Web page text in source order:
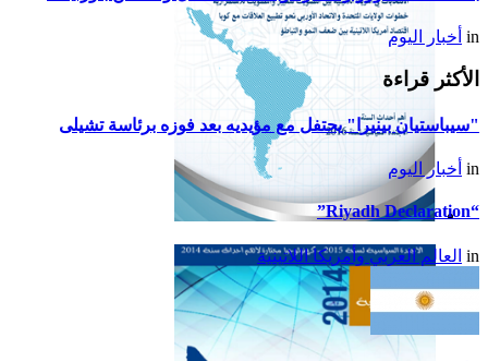
تقرير أمريكا اللاتينية لسنة
2015
in أخبار اليوم
الأكثر قراءة
"سيباستيان بينيرا" يحتفل مع مؤيديه بعد فوزه برئاسة تشيلى
in أخبار اليوم
“Riyadh Declaration”
in العالم العربي وأمريكا اللاتينية